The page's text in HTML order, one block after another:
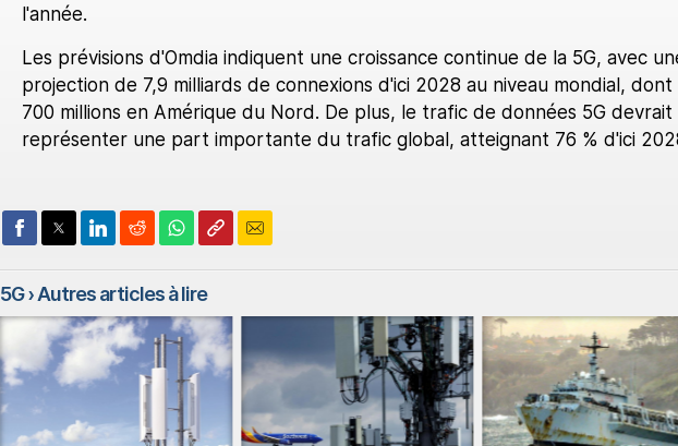
l'année.
Les prévisions d'Omdia indiquent une croissance continue de la 5G, avec
projection de 7,9 milliards de connexions d'ici 2028 au niveau mondial, dont
700 millions en Amérique du Nord. De plus, le trafic de données 5G devrait
représenter une part importante du trafic global, atteignant 76 % d'ici
5G› Autres articles à lire